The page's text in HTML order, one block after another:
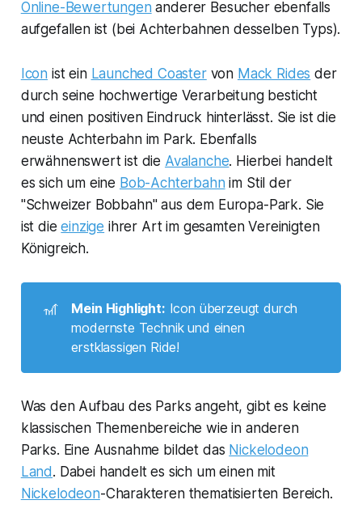
Online-Bewertungen anderer Besucher ebenfalls
aufgefallen ist (bei Achterbahnen desselben Typs).
Icon ist ein Launched Coastervon Mack Rides der
durch seine hochwertige Verarbeitung besticht
und einen positiven Eindruck hinterlässt. Sie ist die
neuste Achterbahn im Park. Ebenfalls
erwähnenswert ist die Avalanche. Hierbei handelt
es sich um eine Bob-Achterbahn im Stil der
"Schweizer Bobbahn" aus dem Europa-Park. Sie
ist dieeinzige ihrer Art im gesamten Vereinigten
Königreich.
🎢 Mein Highlight: Icon überzeugt durch
modernste Technik und einen
erstklassigen Ride!
Was den Aufbau des Parks angeht, gibt es keine
klassischen Themenbereiche wie in anderen
Parks. Eine Ausnahme bildet das Nickelodeon
Land . Dabei handelt es sich um einen mit
Nickelodeon-Charakteren thematisierten Bereich.